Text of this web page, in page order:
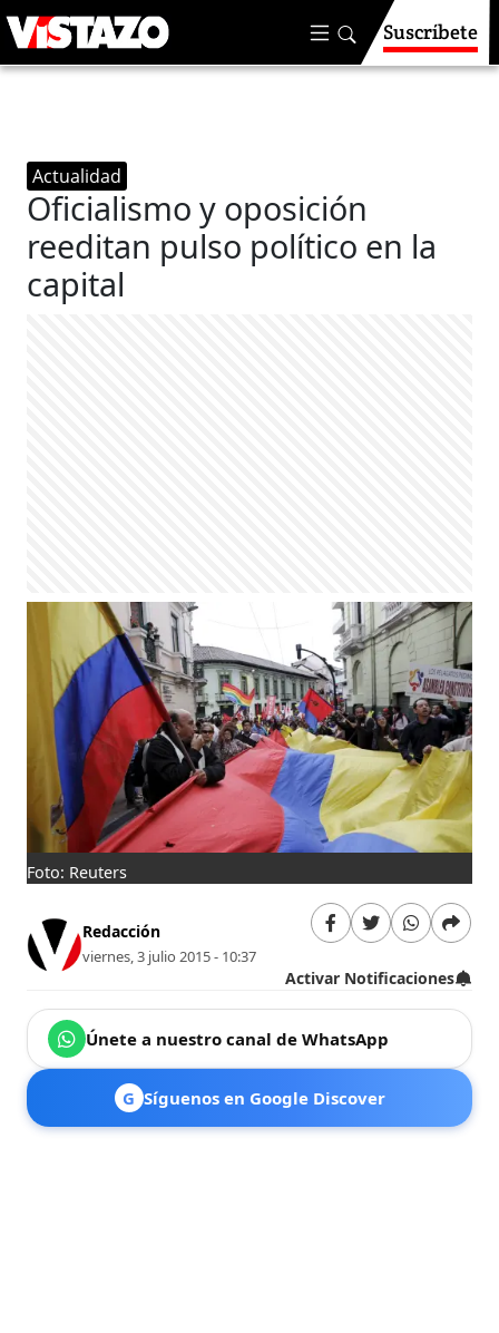
Suscríbete
Actualidad
Oficialismo y oposición
reeditan pulso político en la
capital
Foto: Reuters
Redacción
viernes, 3 julio 2015 - 10:37
Activar Notificaciones
Únete a nuestro canal de WhatsApp
G Síguenos en Google Discover